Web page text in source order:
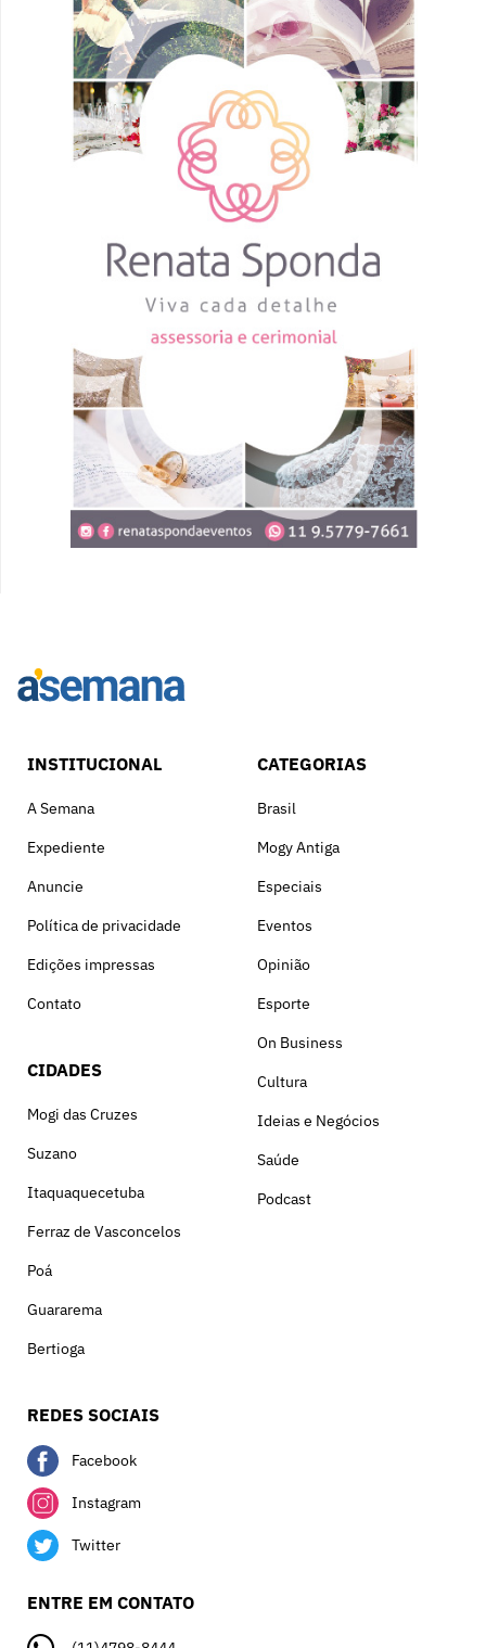
INSTITUCIONAL
A Semana
Expediente
Anuncie
Política de privacidade
Edições impressas
Contato
CIDADES
Mogi das Cruzes
Suzano
Itaquaquecetuba
Ferraz de Vasconcelos
Poá
Guararema
Bertioga
CATEGORIAS
Brasil
Mogy Antiga
Especiais
Eventos
Opinião
Esporte
On Business
Cultura
Ideias e Negócios
Saúde
Podcast
REDES SOCIAIS
Facebook
Instagram
Twitter
ENTRE EM CONTATO